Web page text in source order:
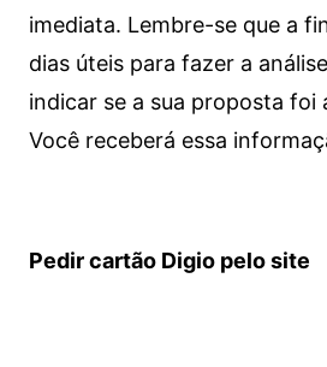
imediata. Lembre-se que a
dias úteis para fazer a
indicar se a sua proposta foi
Você receberá essa
Pedir cartão Digio pelo site